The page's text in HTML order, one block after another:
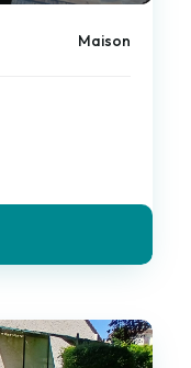
Maison